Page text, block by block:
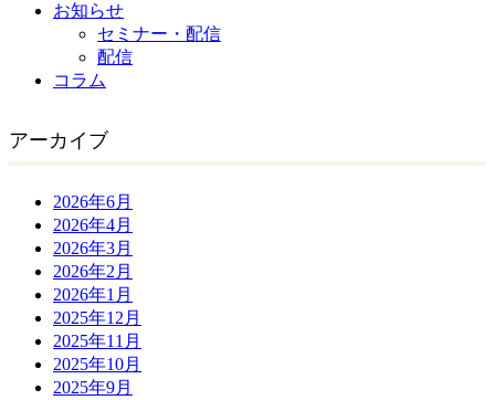
お知らせ
セミナー・配信
配信
コラム
アーカイブ
2026年6月
2026年4月
2026年3月
2026年2月
2026年1月
2025年12月
2025年11月
2025年10月
2025年9月